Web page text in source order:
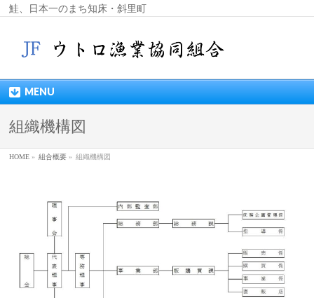
鮭、日本一のまち知床・斜里町
MENU
組織機構図
HOME » 組合概要 » 組織機構図